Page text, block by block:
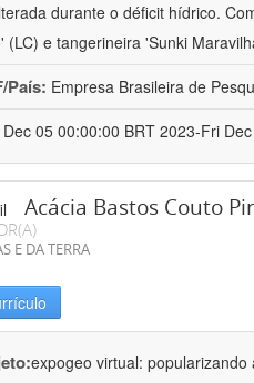
durante o déficit hídrico.
(LC) e tangerineira 'Sunki
País: Empresa Brasileira de
05 00:00:00 BRT 2023-Fri
Acácia Bastos Couto
E DA TERRA
expogeo virtual: